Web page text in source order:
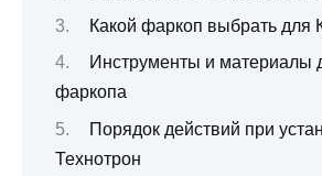
Какой фаркоп выбрать для
Инструменты и материалы
фаркопа
Порядок действий при
Технотрон